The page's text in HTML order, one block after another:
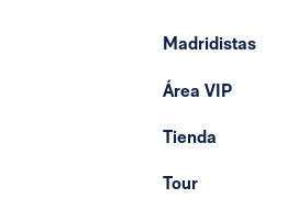
Madridistas
Área VIP
Tienda
Tour